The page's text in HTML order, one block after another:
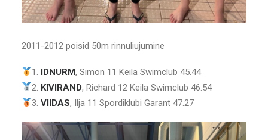
2011-2012 poisid 50m rinnuliujumine
1. IDNURM, Simon 11 Keila Swimclub 45.44
2. KIVIRAND, Richard 12 Keila Swimclub 46.54
3.VIIDAS, Ilja 11 Spordiklubi Garant 47.27